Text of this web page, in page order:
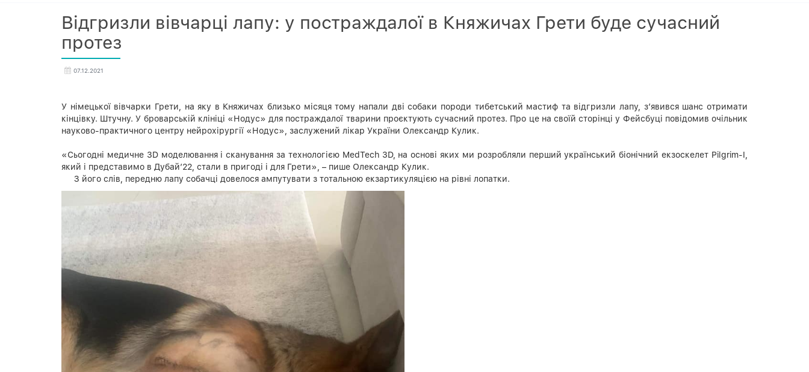
Відгризли вівчарці лапу: у постраждалої в Княжичах Грети буде сучасний
протез
07.12.2021
У німецької вівчарки Грети, на яку в Княжичах близько місяця тому напали дві собаки породи тибетський мастиф та відгризли лапу, з’явився шанс отримати
кінцівку. Штучну. У броварській клініці «Нодус» для постраждалої тварини проєктують сучасний протез. Про це на своїй сторінці у Фейсбуці повідомив очільник
науково-практичного центру нейрохірургії «Нодус», заслужений лікар України Олександр Кулик.
«Сьогодні медичне 3D моделювання і сканування за технологією MedTech 3D, на основі яких ми розробляли перший український біонічний екзоскелет Pilgrim-I,
який і представимо в Дубай’22, стали в пригоді і для Грети», – пише Олександр Кулик.
З його слів, передню лапу собачці довелося ампутувати з тотальною екзартикуляцією на рівні лопатки.